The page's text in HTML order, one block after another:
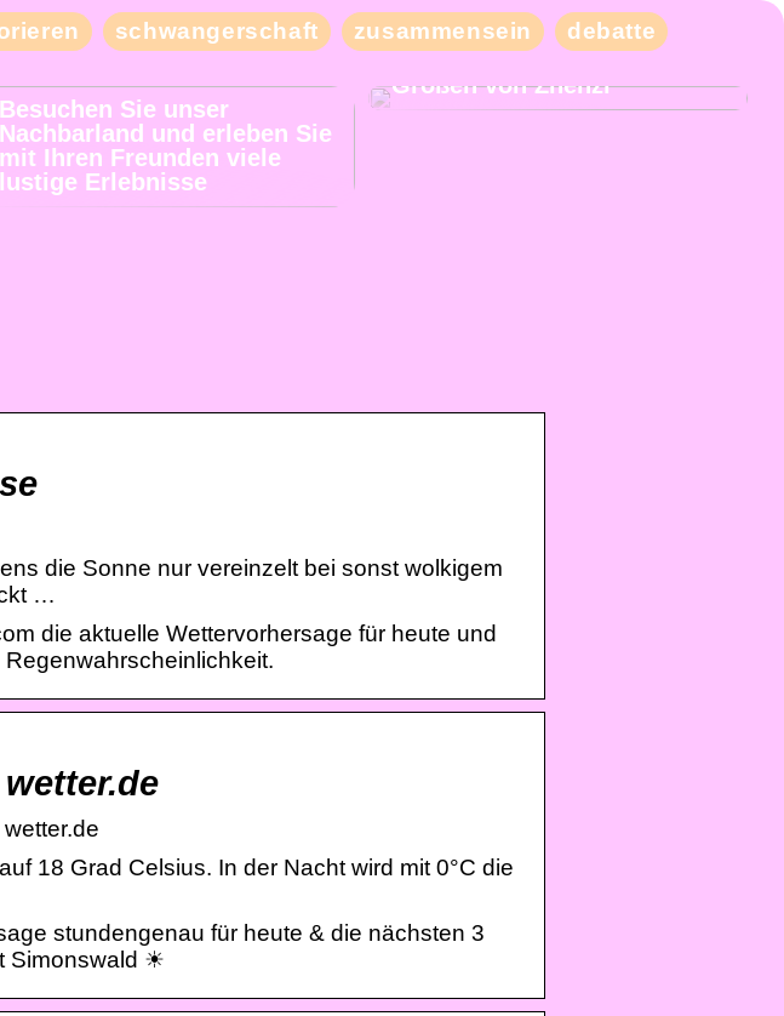
schwangerschaft zusammensein debatte
Besuchen Sie unser
Nachbarland und erleben Sie
mit Ihren Freunden viele
lustige Erlebnisse
Kaufen Sie moderne und
Größen von Zhenzi
die Sonne nur vereinzelt bei sonst wolkigem
…
die aktuelle Wettervorhersage für heute und
18 Grad Celsius. In der Nacht wird mit 0°C die
stundengenau für heute & die nächsten 3
Simonswald ☀